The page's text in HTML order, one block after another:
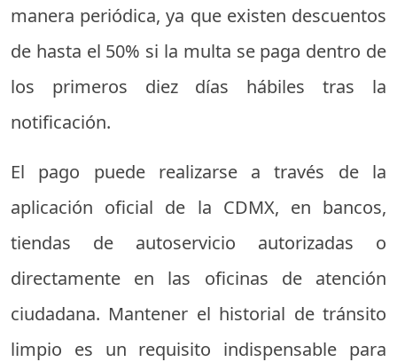
manera periódica, ya que existen descuentos
de hasta el 50% si la multa se paga dentro de
los primeros diez días hábiles tras la
notificación.
El pago puede realizarse a través de la
aplicación oficial de la CDMX, en bancos,
tiendas de autoservicio autorizadas o
directamente en las oficinas de atención
ciudadana. Mantener el historial de tránsito
limpio es un requisito indispensable para